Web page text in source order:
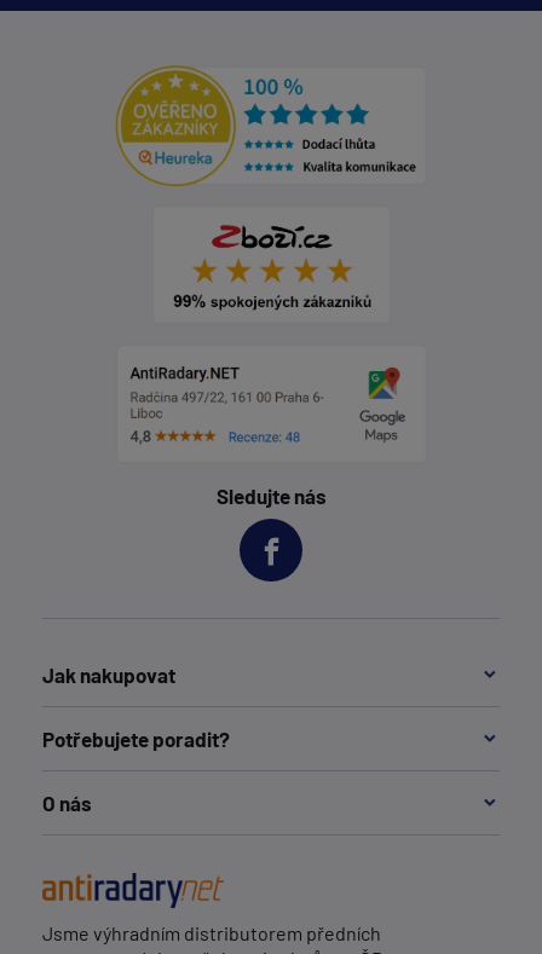
Sledujte nás
Jak nakupovat
Potřebujete poradit?
O nás
Jsme výhradním distributorem předních